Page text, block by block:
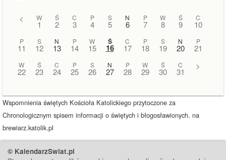
< W
1
Ś
2
C
3
P
4
S
5
N
6
P
7
W
8
Ś
9
C
10
P
11
S
12
N
13
P
14
W
15
Ś
16
C
17
P
18
S
19
N
20
P
21
W
22
Ś
23
C
24
P
25
S
26
N
27
P
28
W
29
Ś
30
C
31
>
Wspomnienia świętych Kościoła Katolickiego przytoczone za
Chronologicznym spisem informacji o świętych i błogosławionych. na
brewiarz.katolik.pl
© KalendarzSwiat.pl